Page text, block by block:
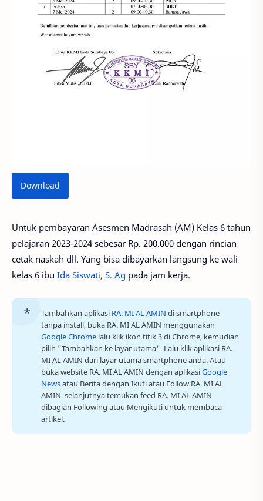
Download
Untuk pembayaran Asesmen Madrasah (AM) Kelas 6 tahun
pelajaran 2023-2024 sebesar Rp. 200.000 dengan rincian
cetak naskah dll. Yang bisa dibayarkan langsung ke wali
kelas 6 ibu Ida Siswati, S. Ag pada jam kerja.
Tambahkan aplikasi RA. MI AL AMIN di smartphone
tanpa install, buka RA. MI AL AMIN menggunakan
Google Chrome lalu klik ikon titik 3 di Chrome, kemudian
pilih "Tambahkan ke layar utama". Lalu klik aplikasi RA.
MI AL AMIN dari layar utama smartphone anda. Atau
buka website RA. MI AL AMIN dengan aplikasiGoogle
Newsatau Berita dengan Ikuti atau Follow RA. MI AL
AMIN. selanjutnya temukan feed RA. MI AL AMIN
dibagian Following atau Mengikuti untuk membaca
artikel.